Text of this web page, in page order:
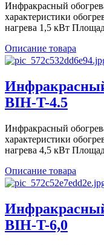
Инфракрасный
характеристики
нагрева 1,5 кВт
Описание товара
BIH-T-4.5
Инфракрасный
характеристики
нагрева 4,5 кВт
Описание товара
BIH-T-6,0